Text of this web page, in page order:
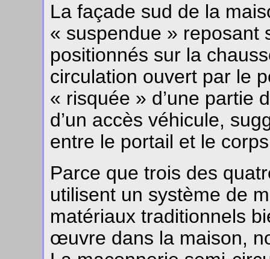
La façade sud de la
« suspendue » reposant
positionnés sur la
circulation ouvert par le
« risquée » d’une partie
d’un accès véhicule,
entre le portail et le
Parce que trois des
utilisent un système de
matériaux traditionnels
œuvre dans la maison,